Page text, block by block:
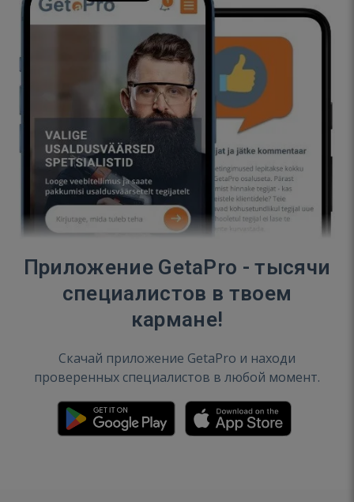
Приложение GetaPro - тысячи
специалистов в твоем
кармане!
Скачай приложение GetaPro и находи
проверенных специалистов в любой момент.